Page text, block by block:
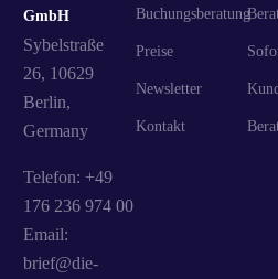
GmbH
Sybelstraße
26, 10629
Berlin,
Germany
Telefon: +49
176 236 974 00
Email:
brief@die-
Buchungsberatung
Preise
Newsletter
Kontakt